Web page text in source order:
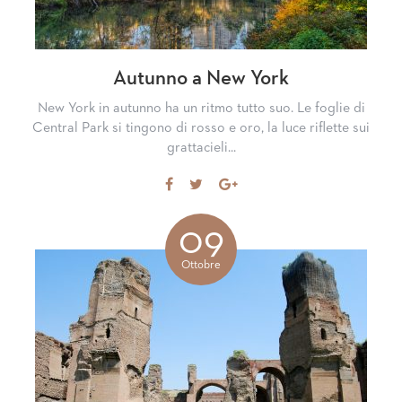
Autunno a New York
New York in autunno ha un ritmo tutto suo. Le foglie di
Central Park si tingono di rosso e oro, la luce riflette sui
grattacieli...
Share
Facebook
TweetShare
09
Ottobre